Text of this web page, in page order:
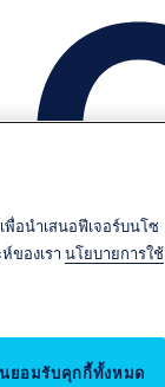
อนำเสนอฟีเจอร์บนโซ
ของเรา นโยบายการใช้
ยอมรับคุกกี้ทั้งหมด